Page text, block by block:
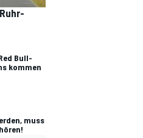
Bull-
kommen
muss